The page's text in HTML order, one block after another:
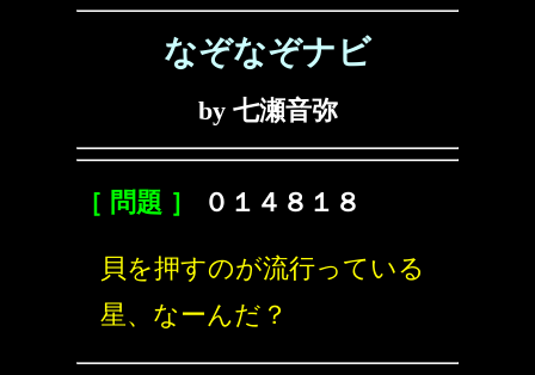
なぞなぞナビ
by 七瀬音弥
［ 問題 ］ ０１４８１８
貝を押すのが流行っている
星、なーんだ？